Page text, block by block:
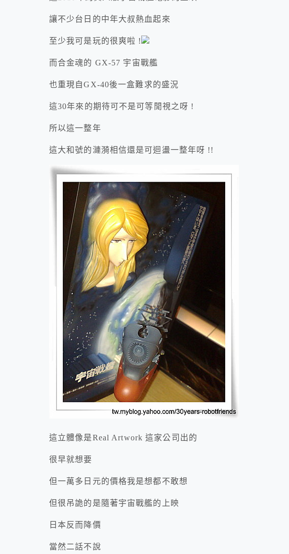
讓不少台日的中年大叔熱血起來
至少我可是玩的很爽啦 !
而合金魂的 GX-57 宇宙戰艦
也重現自GX-40後一盒難求的盛況
這30年來的期待可不是可等閒視之呀 !
所以這一整年
這大和號的漣漪相信還是可迴盪一整年呀 !!
這立體像是Real Artwork 這家公司出的
很早就想要
但一萬多日元的價格我是想都不敢想
但很吊詭的是隨著宇宙戰艦的上映
日本反而降價
當然二話不說